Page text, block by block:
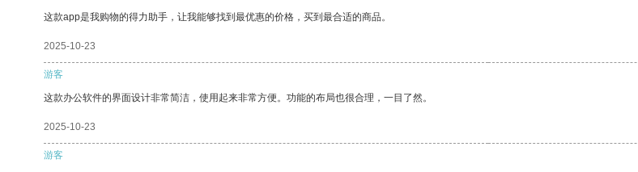
这款app是我购物的得力助手，让我能够找到最优惠的价格，买到最合适的商品。
2025-10-23
游客
这款办公软件的界面设计非常简洁，使用起来非常方便。功能的布局也很合理，一目了然。
2025-10-23
游客